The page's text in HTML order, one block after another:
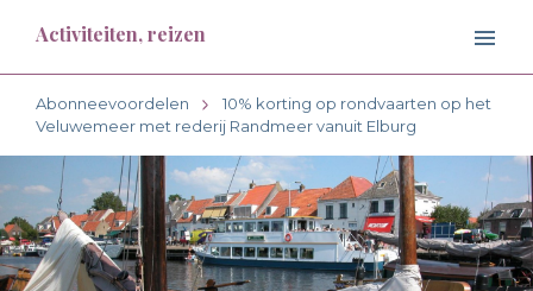
Activiteiten, reizen
Abonneevoordelen
10% korting op rondvaarten op het
Veluwemeer met rederij Randmeer vanuit Elburg